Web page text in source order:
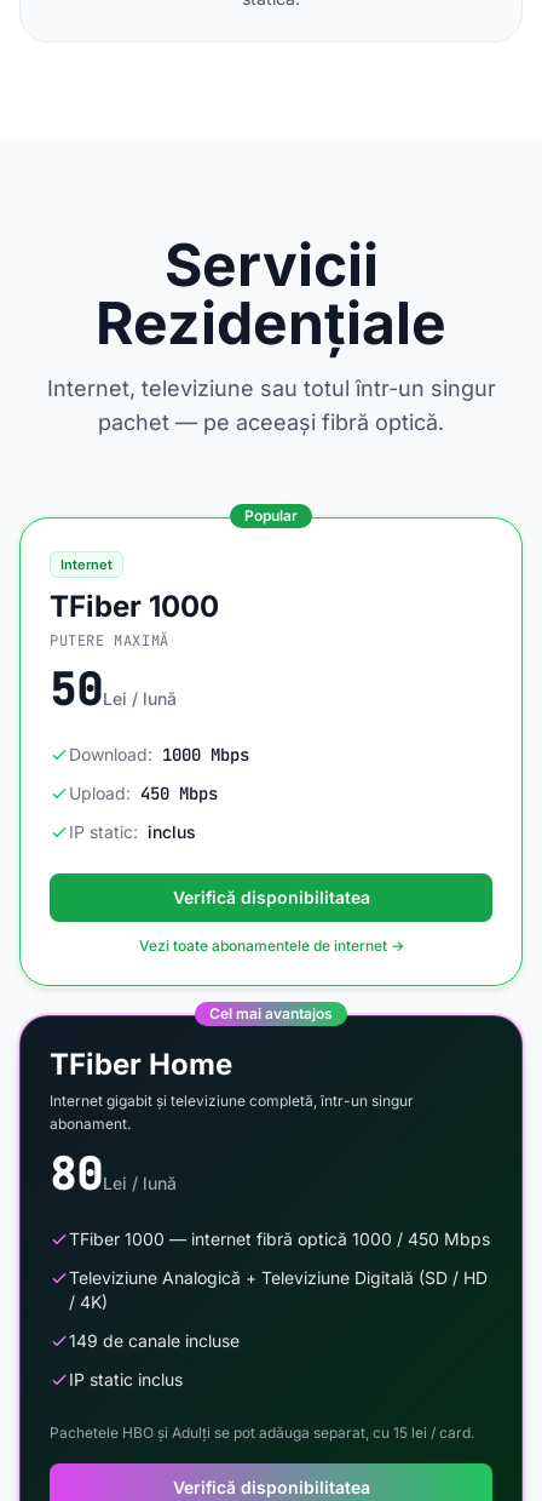
Servicii
Rezidențiale
Internet, televiziune sau totul într-un singur
pachet — pe aceeași fibră optică.
Popular
Internet
TFiber 1000
PUTERE MAXIMĂ
50Lei / lună
Download: 1000 Mbps
Upload: 450 Mbps
IP static: inclus
Verifică disponibilitatea
Vezi toate abonamentele de internet →
Cel mai avantajos
TFiber Home
Internet gigabit și televiziune completă, într-un singur
abonament.
80Lei / lună
TFiber 1000 — internet fibră optică 1000 / 450 Mbps
Televiziune Analogică + Televiziune Digitală (SD / HD
/ 4K)
149 de canale incluse
IP static inclus
Pachetele HBO și Adulți se pot adăuga separat, cu 15 lei / card.
Verifică disponibilitatea